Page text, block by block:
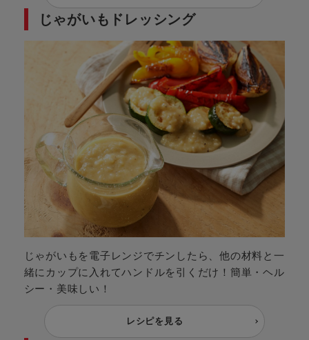
じゃがいもドレッシング
じゃがいもを電子レンジでチンしたら、他の材料と一
緒にカップに入れてハンドルを引くだけ！簡単・ヘル
シー・美味しい！
レシピを見る